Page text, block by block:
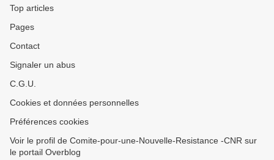
Top articles
Pages
Contact
Signaler un abus
C.G.U.
Cookies et données personnelles
Préférences cookies
Voir le profil de Comite-pour-une-Nouvelle-Resistance -CNR sur
le portail Overblog